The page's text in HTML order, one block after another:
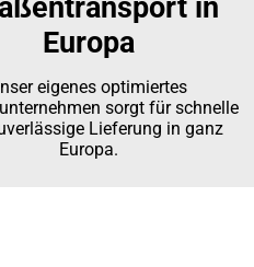
in
Europa
eigenes optimiertes
sorgt für schnelle
Lieferung in ganz
Europa.